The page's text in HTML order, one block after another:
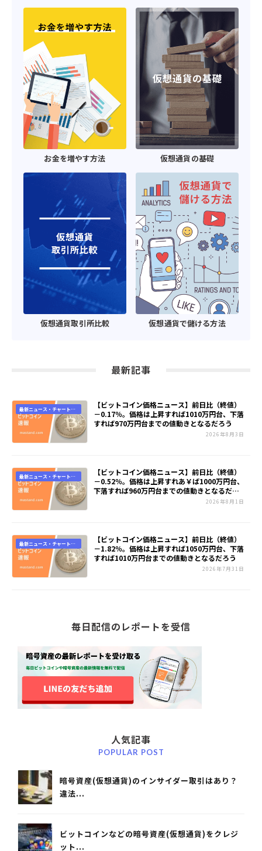
お金を増やす方法 仮想通貨の基礎
仮想通貨取引所比較 仮想通貨で儲ける方法
最新記事
最新ニュース・チャート速
報
【ビットコイン価格ニュース】前日比（終値）
－0.17％。価格は上昇すれば1010万円台、下落
すれば970万円台までの値動きとなるだろう
2026年8月3日
最新ニュース・チャート速
報
【ビットコイン価格ニュース】前日比（終値）
－0.52％。価格は上昇すれあ￥ば1000万円台、
下落すれば960万円台までの値動きとなるだろ
2026年8月1日
最新ニュース・チャート速
報
【ビットコイン価格ニュース】前日比（終値）
－1.82％。価格は上昇すれば1050万円台、下落
すれば1010万円台までの値動きとなるだろう
2026年7月31日
毎日配信のレポートを受信
人気記事
POPULAR POST
暗号資産(仮想通貨)のインサイダー取引はあり？
違法...
ビットコインなどの暗号資産(仮想通貨)をクレジ
ット...